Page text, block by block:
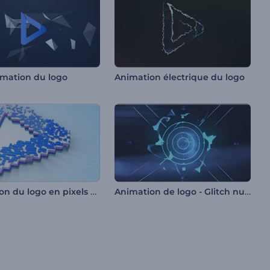
du logo Animation électrique du logo
Animation du logo en pixels de glitch Animation de logo - Glitch numérique